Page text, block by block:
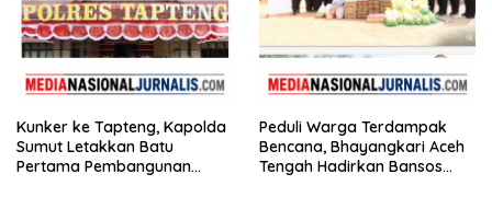
Kunker ke Tapteng, Kapolda
Sumut Letakkan Batu
Pertama Pembangunan
Peduli Warga Terdampak
Bencana, Bhayangkari Aceh
Tengah Hadirkan Bansos